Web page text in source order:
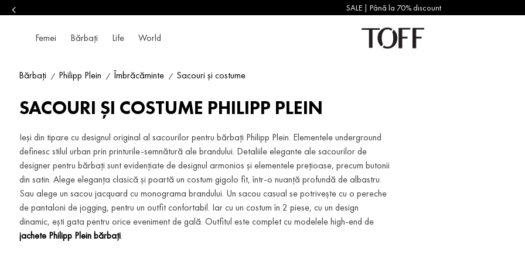
SALE | Până la 70% discount
Femei Bărbați Life World
Bărbați Philipp Plein Îmbrăcăminte Sacouri și costume
SACOURI ȘI COSTUME PHILIPP PLEIN
Ieși din tipare cu designul original al sacourilor pentru bărbați Philipp Plein. Elementele underground
definesc stilul urban prin printurile-semnătură ale brandului. Detaliile elegante ale sacourilor de
designer pentru bărbați sunt evidențiate de designul armonios și elementele prețioase, precum butonii
din satin. Alege eleganța clasică și poartă un costum gigolo fit, într-o nuanță profundă de albastru.
Sau alege un sacou jacquard cu monograma brandului. Un sacou casual se potrivește cu o pereche
de pantaloni de jogging, pentru un outfit confortabil. Iar cu un costum în 2 piese, cu un design
dinamic, ești gata pentru orice eveniment de gală. Outfitul este complet cu modelele high-end de
jachete Philipp Plein bărbați.